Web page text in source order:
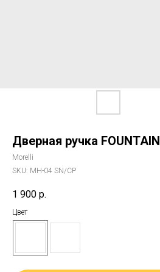
Дверная ручка FOUNTAIN
Morelli
SKU: MH-04 SN/CP
1 900 р.
Цвет